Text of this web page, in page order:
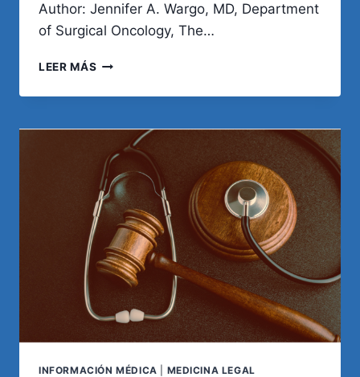
Author: Jennifer A. Wargo, MD, Department
of Surgical Oncology, The…
LEER MÁS IMPORTANCIA
MICROBIOMA
EL
CÁNCER
INFORMACIÓN MÉDICA MEDICINA LEGAL